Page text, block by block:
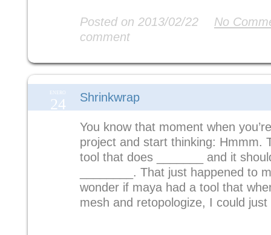
Posted on 2013/02/22
No
comment
ENERO
24 Shrinkwrap
You know that moment when
project and start thinking: Hmmm.
tool that does _______ and it
________. That just happened to
wonder if maya had a tool that
mesh and retopologize, I could